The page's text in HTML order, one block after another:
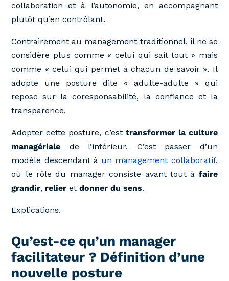
collaboration et à l’autonomie, en accompagnant
plutôt qu’en contrôlant.
Contrairement au management traditionnel, il ne se
considère plus comme « celui qui sait tout » mais
comme « celui qui permet à chacun de savoir ». Il
adopte une posture dite « adulte-adulte » qui
repose sur la coresponsabilité, la confiance et la
transparence.
Adopter cette posture, c’est transformer la culture
managériale de l’intérieur. C’est passer d’un
modèle descendant à un management collaboratif,
où le rôle du manager consiste avant tout à faire
grandir, relier etdonner du sens.
Explications.
Qu’est-ce qu’un manager
facilitateur ? Définition d’une
nouvelle posture